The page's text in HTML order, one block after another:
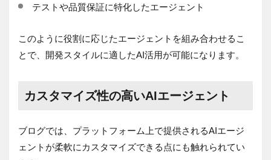
テストや品質保証に特化したエージェント
このように役割に応じたエージェントを組み合わせるこ
とで、開発スタイルに適したAI活用が可能になります。
カスタマイズ性の高いAIエージェント
ブログでは、プラットフォーム上で提供されるAIエージ
ェントが柔軟にカスタマイズできる点にも触れられてい